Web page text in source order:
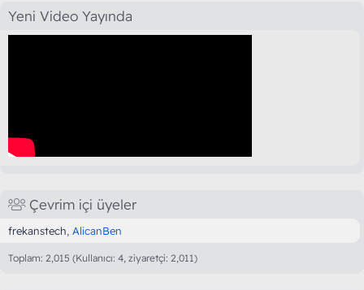
Yeni Video Yayında
Çevrim içi üyeler
frekanstech AlicanBen
Toplam: 2,015 (Kullanıcı: 4, ziyaretçi: 2,011)